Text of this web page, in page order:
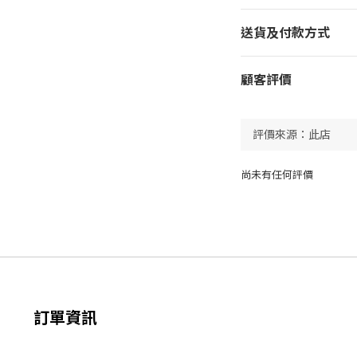
送貨及付款方式
顧客評價
尚未有任何評價
訂單資訊